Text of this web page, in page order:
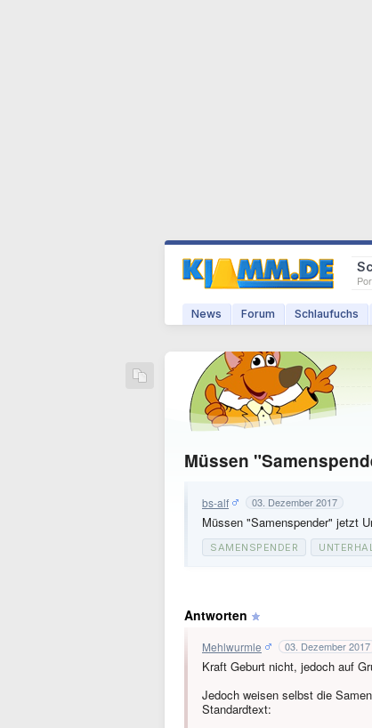
News Forum Schlaufuchs
Müssen
bs-alf 03. Dezember 2017
Müssen "Samenspender" jetzt
SAMENSPENDER
Antworten
Mehlwurmle 03. Dezember 2017
Kraft Geburt nicht, jedoch auf
Jedoch weisen selbst die
Standardtext: